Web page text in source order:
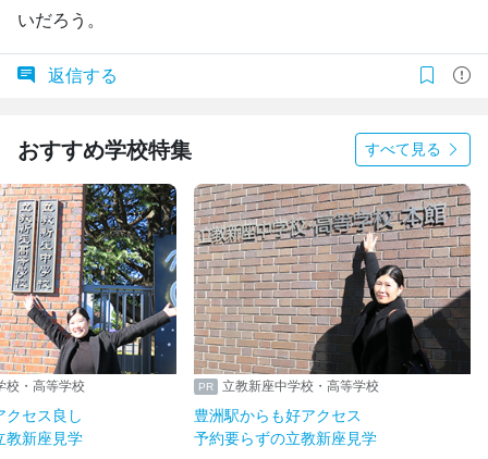
いだろう。
返信する
おすすめ学校特集 すべて見る
校・高等学校
クセス良し
教新座見学
立教新座中学校・高等学校
豊洲駅からも好アクセス
予約要らずの立教新座見学